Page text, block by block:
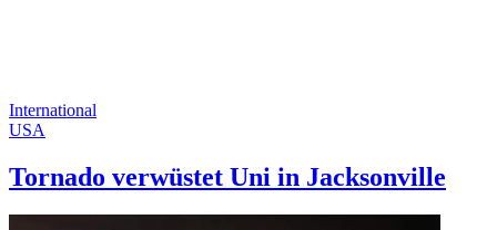
International
USA
Tornado verwüstet Uni in Jacksonville